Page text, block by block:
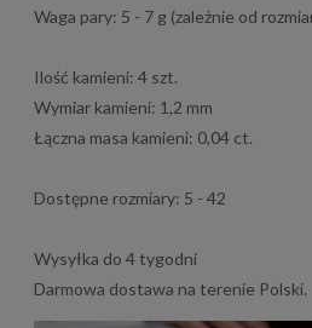
Waga pary: 5 - 7 g (zależnie od
Ilość kamieni: 4 szt.
Wymiar kamieni: 1,2 mm
Łączna masa kamieni: 0,04 ct.
Dostępne rozmiary: 5 - 42
Wysyłka do 4 tygodni
Darmowa dostawa na terenie Polski.